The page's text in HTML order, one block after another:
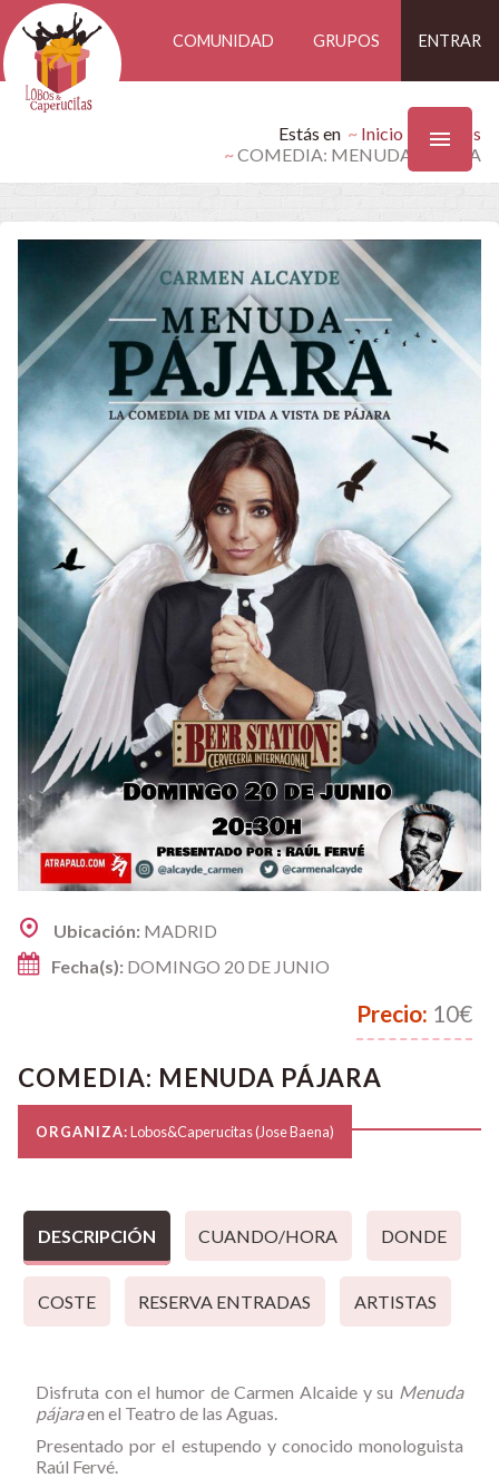
COMUNIDAD GRUPOS ENTRAR
Estás en Inicio
Eventos
COMEDIA: MENUDA PÁJARA
Ubicación: MADRID
Fecha(s): DOMINGO 20 DE JUNIO
Precio: 10€
COMEDIA: MENUDA PÁJARA
ORGANIZA:Lobos&Caperucitas (Jose Baena)
DESCRIPCIÓN CUANDO/HORA DONDE
COSTE RESERVA ENTRADAS ARTISTAS
Disfruta con el humor deCarmen Alcaide y su Menuda
pájaraen el Teatro de las Aguas.
Presentado por el estupendo y conocido monologuista
Raúl Fervé.